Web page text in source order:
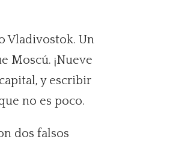
Vladivostok. Un
Moscú. ¡Nueve
y escribir
no es poco.
dos falsos